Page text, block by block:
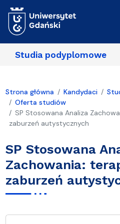
Studia podyplomowe
Strona główna Kandydaci
Oferta studiów
SP Stosowana Analiza
zaburzeń autystycznych
SP Stosowana
Zachowania:
zaburzeń